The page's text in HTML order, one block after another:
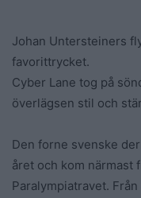
Johan Untersteiners
favorittrycket.
Cyber Lane tog på
överlägsen stil och
Den forne svenske
året och kom närmast
Paralympiatravet.